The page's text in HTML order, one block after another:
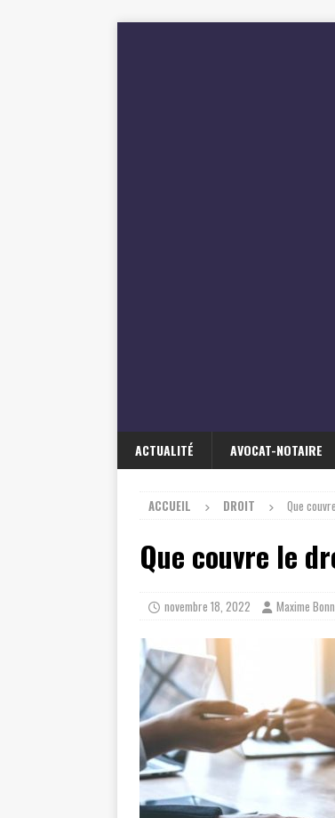
ACTUALITÉ AVOCAT-NOTAIRE
ACCUEIL DROIT Que
Que couvre le
novembre 18, 2022 Maxime